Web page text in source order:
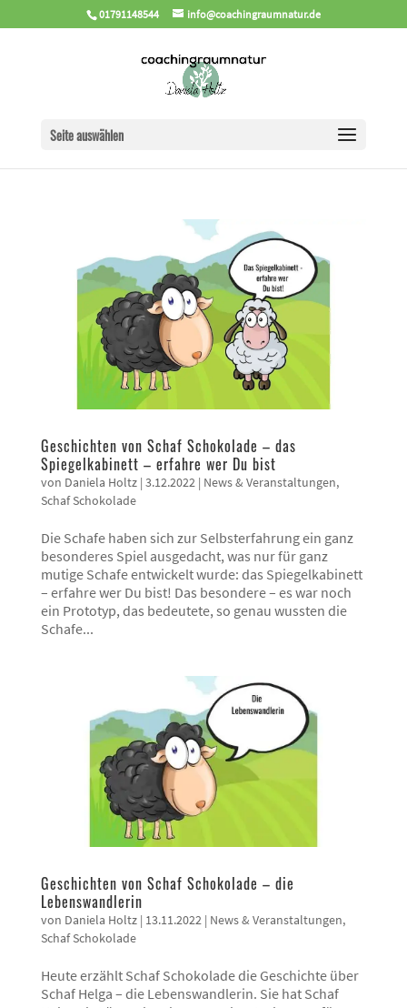
01791148544 info@coachingraumnatur.de
Seite auswählen
Geschichten von Schaf Schokolade – das
Spiegelkabinett – erfahre wer Du bist
von Daniela Holtz| 3.12.2022| News & Veranstaltungen,
Schaf Schokolade
Die Schafe haben sich zur Selbsterfahrung ein ganz
besonderes Spiel ausgedacht, was nur für ganz
mutige Schafe entwickelt wurde: das Spiegelkabinett
– erfahre wer Du bist! Das besondere – es war noch
ein Prototyp, das bedeutete, so genau wussten die
Schafe...
Geschichten von Schaf Schokolade – die
Lebenswandlerin
von Daniela Holtz| 13.11.2022| News & Veranstaltungen,
Schaf Schokolade
Heute erzählt Schaf Schokolade die Geschichte über
Schaf Helga – die Lebenswandlerin. Sie hat Schaf